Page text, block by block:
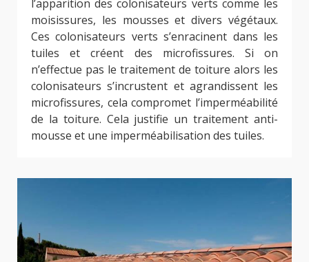
l’apparition des colonisateurs verts comme les
moisissures, les mousses et divers végétaux.
Ces colonisateurs verts s’enracinent dans les
tuiles et créent des microfissures. Si on
n’effectue pas le traitement de toiture alors les
colonisateurs s’incrustent et agrandissent les
microfissures, cela compromet l’imperméabilité
de la toiture. Cela justifie un traitement anti-
mousse et une imperméabilisation des tuiles.